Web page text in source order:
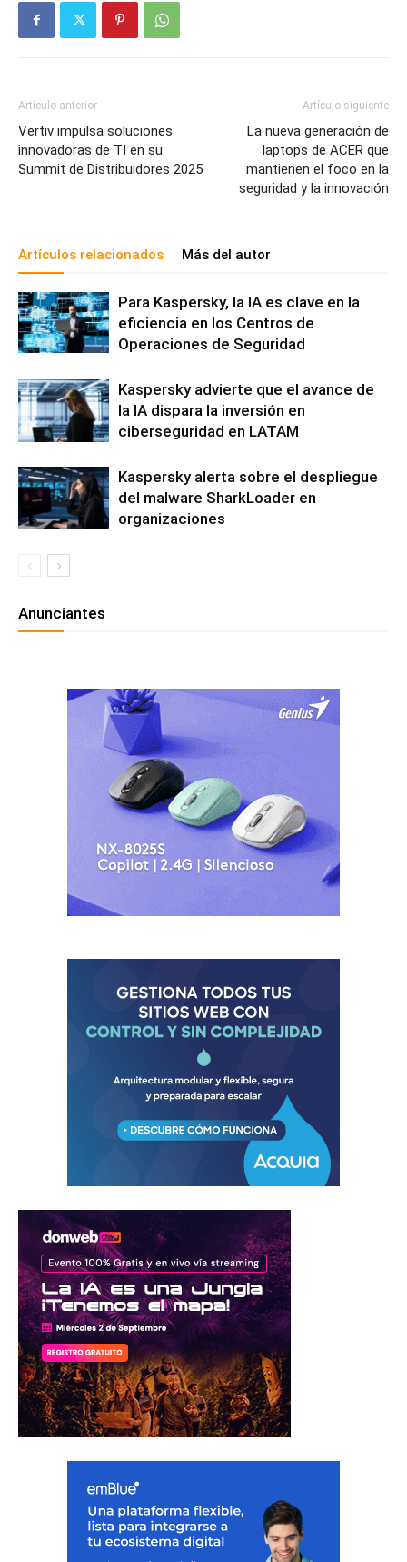
Artículo anterior
Vertiv impulsa soluciones
innovadoras de TI en su
Summit de Distribuidores 2025
Artículo siguiente
La nueva generación de
laptops de ACER que
mantienen el foco en la
seguridad y la innovación
Artículos relacionados Más del autor
Para Kaspersky, la IA es clave en la
eficiencia en los Centros de
Operaciones de Seguridad
Kaspersky advierte que el avance de
la IA dispara la inversión en
ciberseguridad en LATAM
Kaspersky alerta sobre el despliegue
del malware SharkLoader en
organizaciones
Anunciantes